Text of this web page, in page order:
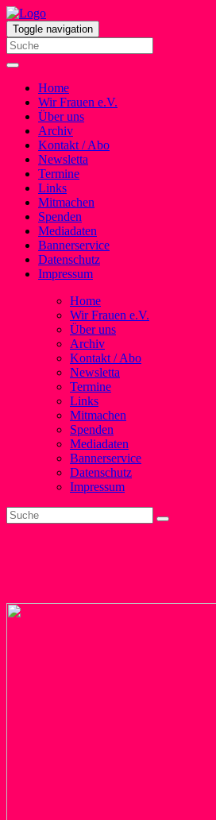
Toggle navigation
Home
Wir Frauen e.V.
Über uns
Archiv
Kontakt / Abo
Newsletta
Termine
Links
Mitmachen
Spenden
Mediadaten
Bannerservice
Datenschutz
Impressum
Home
Wir Frauen e.V.
Über uns
Archiv
Kontakt / Abo
Newsletta
Termine
Links
Mitmachen
Spenden
Mediadaten
Bannerservice
Datenschutz
Impressum